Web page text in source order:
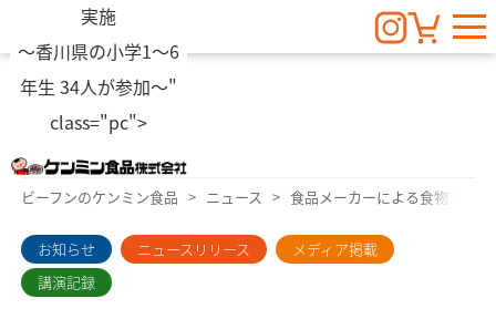
実施
～香川県の小学1～6
年生 34人が参加～"
class="pc">
News
ニュース
ビーフンのケンミン食品 ニュース 食品メーカーによる食物アレ
お知らせ ニュースリリース
メディア掲載
講演記録